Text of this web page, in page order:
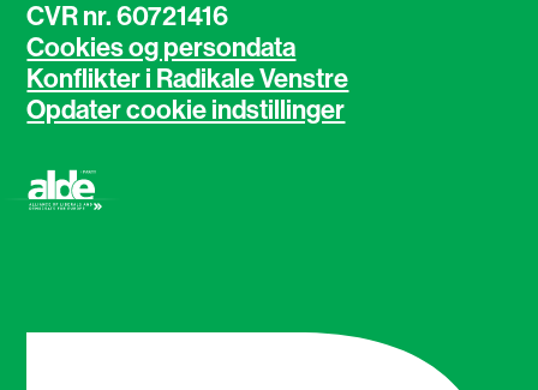
CVR nr. 60721416
Cookies og persondata
Konflikter i Radikale Venstre
Opdater cookie indstillinger